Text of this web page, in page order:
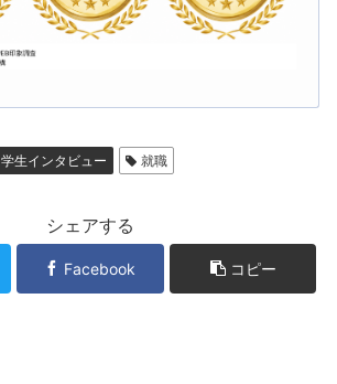
学生インタビュー 就職
シェアする
Facebook コピー